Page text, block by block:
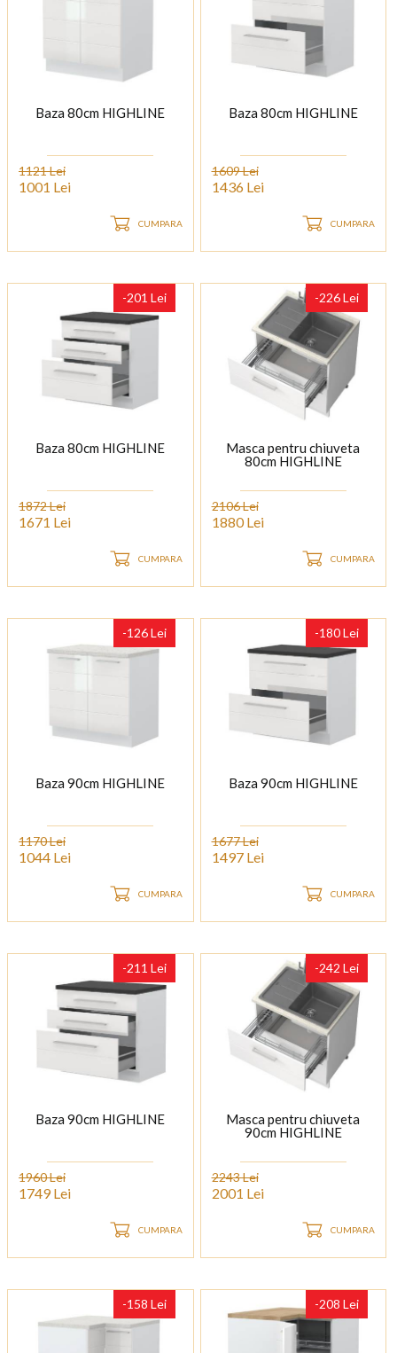
Baza 80cm HIGHLINE
1121 Lei
1001 Lei
CUMPARA
Baza 80cm HIGHLINE
1609 Lei
1436 Lei
CUMPARA
-201 Lei
Baza 80cm HIGHLINE
1872 Lei
1671 Lei
CUMPARA
-226 Lei
Masca pentru chiuveta
80cm HIGHLINE
2106 Lei
1880 Lei
CUMPARA
-126 Lei
Baza 90cm HIGHLINE
1170 Lei
1044 Lei
CUMPARA
-180 Lei
Baza 90cm HIGHLINE
1677 Lei
1497 Lei
CUMPARA
-211 Lei
Baza 90cm HIGHLINE
1960 Lei
1749 Lei
CUMPARA
-242 Lei
Masca pentru chiuveta
90cm HIGHLINE
2243 Lei
2001 Lei
CUMPARA
-158 Lei -208 Lei